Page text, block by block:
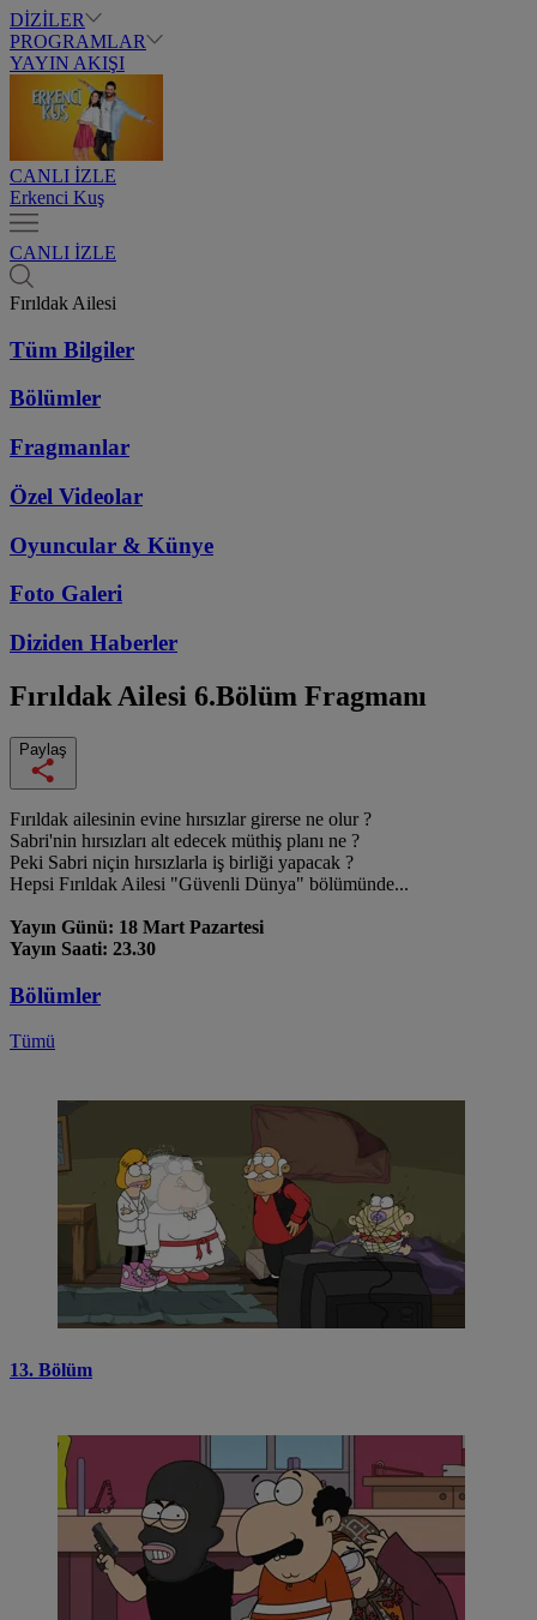
DİZİLER
PROGRAMLAR
YAYIN AKIŞI
CANLI İZLE
Erkenci Kuş
CANLI İZLE
Fırıldak Ailesi
Tüm Bilgiler
Bölümler
Fragmanlar
Özel Videolar
Oyuncular & Künye
Foto Galeri
Diziden Haberler
Fırıldak Ailesi 6.Bölüm Fragmanı
Paylaş
Fırıldak ailesinin evine hırsızlar girerse ne olur ?
Sabri'nin hırsızları alt edecek müthiş planı ne ?
Peki Sabri niçin hırsızlarla iş birliği yapacak ?
Hepsi Fırıldak Ailesi "Güvenli Dünya" bölümünde...
Yayın Günü: 18 Mart Pazartesi
Yayın Saati: 23.30
Bölümler
Tümü
13. Bölüm